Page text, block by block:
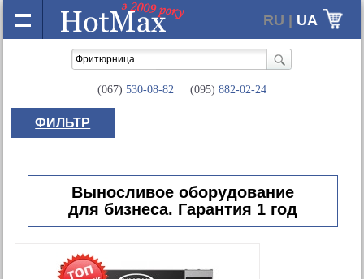
RU | UA
(067) 530-08-82 (095) 882-02-24
ФИЛЬТР
Выносливое оборудование
для бизнеса. Гарантия 1 год